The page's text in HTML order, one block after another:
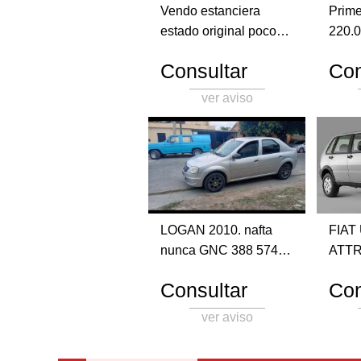
Vendo estanciera
estado original poco
Falcon andando muy
bien - frenos y
cubiertas muy buenas
6000 dolares.
3885000343
Consultar
ver aviso
LOGAN 2010. nafta
nunca GNC 388 574
Consultar
ver aviso
FIAT
8V,
(a